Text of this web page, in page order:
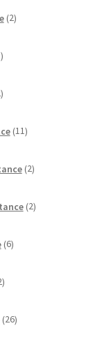
2izdelka
izdelek
izdelka
11izdelkov
2izdelka
2izdelka
6izdelkov
izdelka
26izdelkov